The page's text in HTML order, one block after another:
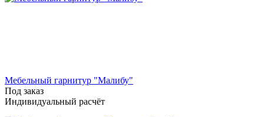
Мебельный гарнитур "Малибу"
Под заказ
Индивидуальный расчёт